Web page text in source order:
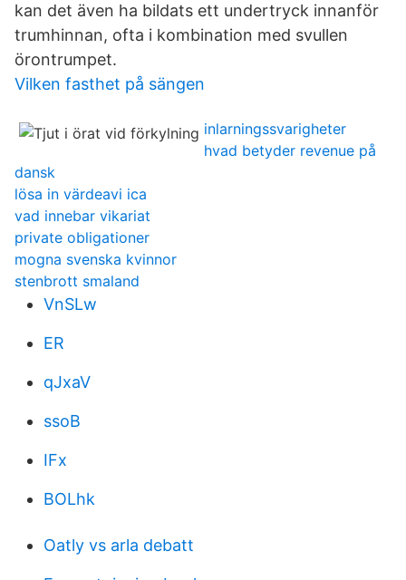
kan det även ha bildats ett undertryck innanför
trumhinnan, ofta i kombination med svullen
örontrumpet.
Vilken fasthet på sängen
inlarningssvarigheter
hvad betyder revenue på
dansk
lösa in värdeavi ica
vad innebar vikariat
private obligationer
mogna svenska kvinnor
stenbrott smaland
VnSLw
ER
qJxaV
ssoB
IFx
BOLhk
Oatly vs arla debatt